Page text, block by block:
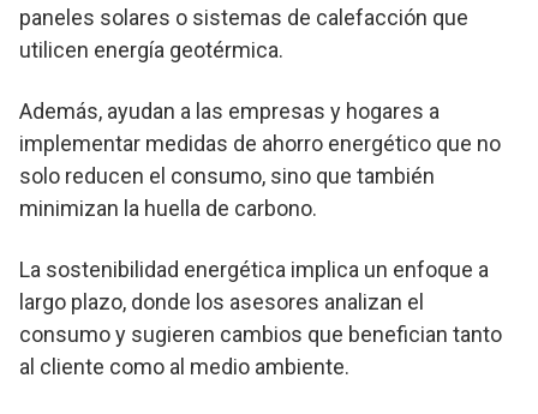
paneles solares o sistemas de calefacción que
utilicen energía geotérmica.
Además, ayudan a las empresas y hogares a
implementar medidas de ahorro energético que no
solo reducen el consumo, sino que también
minimizan la huella de carbono.
La sostenibilidad energética implica un enfoque a
largo plazo, donde los asesores analizan el
consumo y sugieren cambios que benefician tanto
al cliente como al medio ambiente.